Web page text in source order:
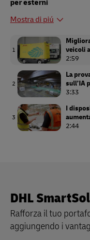
per esterni
Mostra di piú
1
veicoli
2:59
2
La
sull’IA
la
3:33
3
I
2:44
DHL
Rafforza il tuo
aggiungendo i